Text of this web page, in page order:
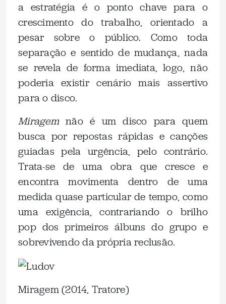
a estratégia é o ponto chave para o
crescimento do trabalho, orientado a
pesar sobre o público. Como toda
separação e sentido de mudança, nada
se revela de forma imediata, logo, não
poderia existir cenário mais assertivo
para o disco.
Miragemnão é um disco para quem
busca por repostas rápidas e canções
guiadas pela urgência, pelo contrário.
Trata-se de uma obra que cresce e
encontra movimenta dentro de uma
medida quase particular de tempo, como
uma exigência, contrariando o brilho
pop dos primeiros álbuns do grupo e
sobrevivendo da própria reclusão.
Miragem (2014, Tratore)